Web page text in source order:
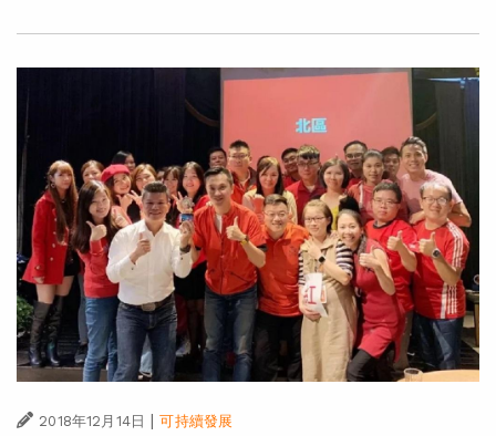
2018年12月14日 可持續發展